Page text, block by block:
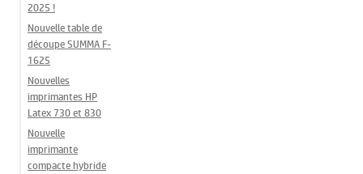
2025 !
Nouvelle table de
découpe SUMMA F-
1625
Nouvelles
imprimantes HP
Latex 730 et 830
Nouvelle
imprimante
compacte hybride